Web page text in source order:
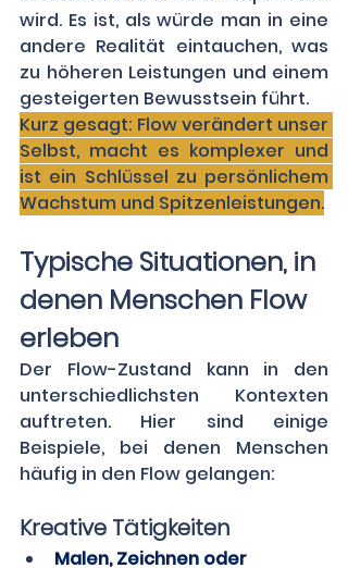
wird. Es ist, als würde man in eine
andere Realität eintauchen, was
zu höheren Leistungen und einem
gesteigerten Bewusstsein führt.
Kurz gesagt: Flow verändert unser
Selbst, macht es komplexer und
ist ein Schlüssel zu persönlichem
Wachstum und Spitzenleistungen.
Typische Situationen, in
denen Menschen Flow
erleben
Der Flow-Zustand kann in den
unterschiedlichsten Kontexten
auftreten. Hier sind einige
Beispiele, bei denen Menschen
häufig in den Flow gelangen:
Kreative Tätigkeiten
Malen, Zeichnen oder